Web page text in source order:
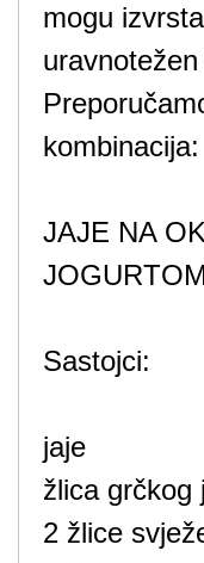
mogu
kombinacija:
JAJE NA
JOGURTOM
Sastojci:
jaje
žlica grčkog
2 žlice